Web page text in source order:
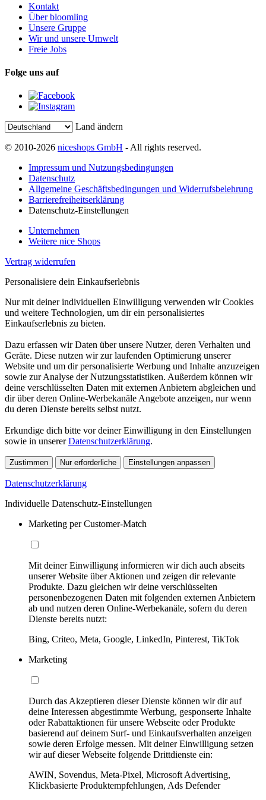
Kontakt
Über bloomling
Unsere Gruppe
Wir und unsere Umwelt
Freie Jobs
Folge uns auf
Land ändern
© 2010-2026 niceshops GmbH - All rights reserved.
Impressum und Nutzungsbedingungen
Datenschutz
Allgemeine Geschäftsbedingungen und Widerrufsbelehrung
Barrierefreiheitserklärung
Datenschutz-Einstellungen
Unternehmen
Weitere nice Shops
Vertrag widerrufen
Personalisiere dein Einkaufserlebnis
Nur mit deiner individuellen Einwilligung verwenden wir Cookies
und weitere Technologien, um dir ein personalisiertes
Einkaufserlebnis zu bieten.
Dazu erfassen wir Daten über unsere Nutzer, deren Verhalten und
Geräte. Diese nutzen wir zur laufenden Optimierung unserer
Website und um dir personalisierte Werbung und Inhalte anzuzeigen
sowie zur Analyse der Nutzungsstatistiken. Außerdem können wir
deine verschlüsselten Daten mit externen Anbietern abgleichen und
dir über deren Online-Werbekanäle Angebote anzeigen, nur wenn
du deren Dienste bereits selbst nutzt.
Erkundige dich bitte vor deiner Einwilligung in den Einstellungen
sowie in unsererDatenschutzerklärung.
Zustimmen Nur erforderliche Einstellungen anpassen
Datenschutzerklärung
Individuelle Datenschutz-Einstellungen
Marketing per Customer-Match
Mit deiner Einwilligung informieren wir dich auch abseits
unserer Website über Aktionen und zeigen dir relevante
Produkte. Dazu gleichen wir deine verschlüsselten
personenbezogenen Daten mit folgenden externen Anbietern
ab und nutzen deren Online-Werbekanäle, sofern du deren
Dienste bereits nutzt:
Bing, Criteo, Meta, Google, LinkedIn, Pinterest, TikTok
Marketing
Durch das Akzeptieren dieser Dienste können wir dir auf
deine Interessen abgestimmte Werbung, gesponserte Inhalte
oder Rabattaktionen für unsere Webseite oder Produkte
basierend auf deinem Surf- und Einkaufsverhalten anzeigen
sowie deren Erfolge messen. Mit deiner Einwilligung setzen
wir auf dieser Webseite folgende Drittdienste ein:
AWIN, Sovendus, Meta-Pixel, Microsoft Advertising,
Klickbasierte Produktempfehlungen, Ads Defender